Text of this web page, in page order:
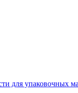
для упаковочных